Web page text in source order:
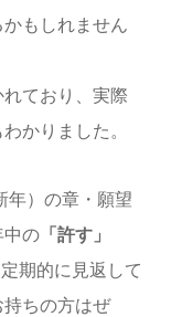
もしれません
ており、実際
かりました。
年）の章・願望
中の「許す」
期的に見返して
ちの方はぜ